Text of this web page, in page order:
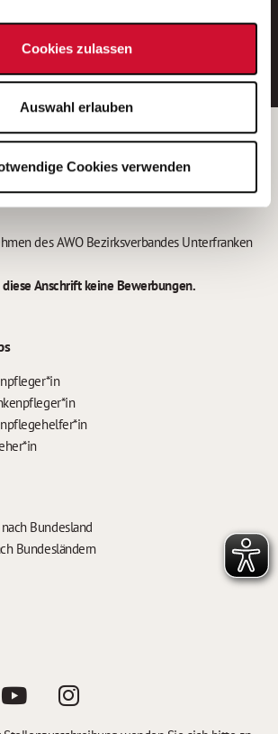
Cookies zulassen
Auswahl erlauben
Cookies verwenden
E-Mail-Adresse eintragen
GmbH
des AWO Bezirksverbandes Unterfranken
Anschrift keine Bewerbungen.
Bundesland
Bundesländern